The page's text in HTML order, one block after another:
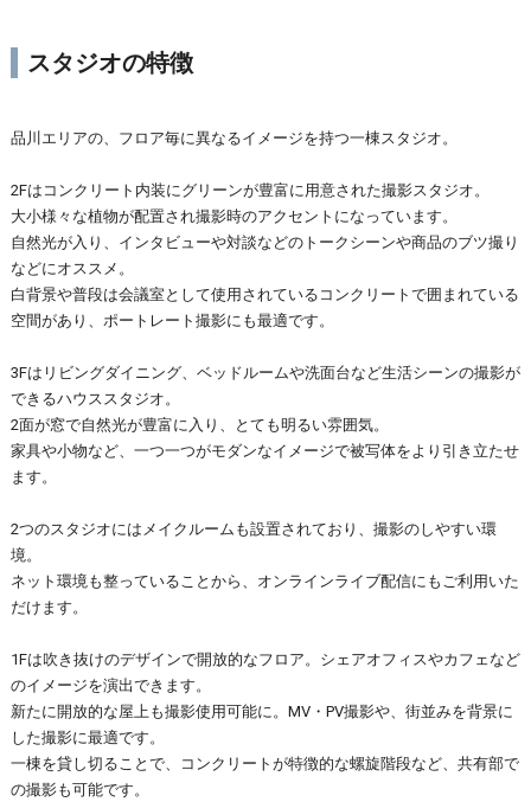
スタジオの特徴
品川エリアの、フロア毎に異なるイメージを持つ一棟スタジオ。
2Fはコンクリート内装にグリーンが豊富に用意された撮影スタジオ。
大小様々な植物が配置され撮影時のアクセントになっています。
自然光が入り、インタビューや対談などのトークシーンや商品のブツ撮り
などにオススメ。
白背景や普段は会議室として使用されているコンクリートで囲まれている
空間があり、ポートレート撮影にも最適です。
3Fはリビングダイニング、ベッドルームや洗面台など生活シーンの撮影が
できるハウススタジオ。
2面が窓で自然光が豊富に入り、とても明るい雰囲気。
家具や小物など、一つ一つがモダンなイメージで被写体をより引き立たせ
ます。
2つのスタジオにはメイクルームも設置されており、撮影のしやすい環
境。
ネット環境も整っていることから、オンラインライブ配信にもご利用いた
だけます。
1Fは吹き抜けのデザインで開放的なフロア。シェアオフィスやカフェなど
のイメージを演出できます。
新たに開放的な屋上も撮影使用可能に。MV・PV撮影や、街並みを背景に
した撮影に最適です。
一棟を貸し切ることで、コンクリートが特徴的な螺旋階段など、共有部で
の撮影も可能です。